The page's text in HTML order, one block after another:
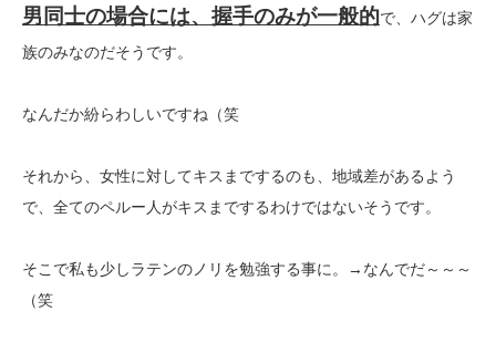
男同士の場合には、握手のみが一般的で、ハグは家
族のみなのだそうです。
なんだか紛らわしいですね（笑
それから、女性に対してキスまでするのも、地域差があるよう
で、全てのペルー人がキスまでするわけではないそうです。
そこで私も少しラテンのノリを勉強する事に。→なんでだ～～～
（笑